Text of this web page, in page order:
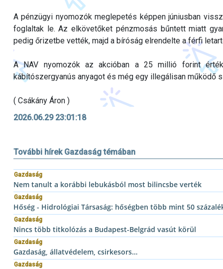
A pénzügyi nyomozók meglepetés képpen júniusban
foglaltak le. Az elkövetőket pénzmosás bűntett miatt
pedig őrizetbe vették, majd a bíróság elrendelte a férfi
A NAV nyomozók az akcióban a 25 millió forint
kábítószergyanús anyagot és még egy illegálisan működő
( Csákány Áron )
2026.06.29 23:01:18
További hírek Gazdaság témában
Gazdaság
Nem tanult a korábbi lebukásból most bilincsbe verték
Gazdaság
Hőség - Hidrológiai Társaság: hőségben több mint 50
Gazdaság
Nincs több titkolózás a Budapest-Belgrád vasút körül
Gazdaság
Gazdaság, állatvédelem, csirkesors…
Gazdaság